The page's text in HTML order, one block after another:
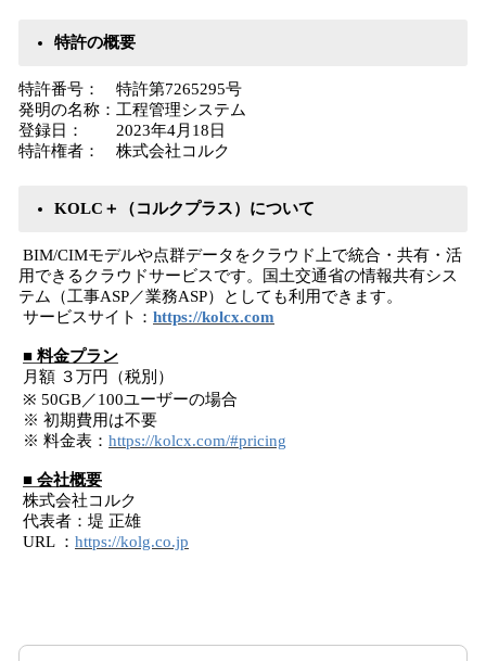
特許の概要
特許番号： 特許第7265295号
発明の名称：工程管理システム
登録日： 2023年4月18日
特許権者： 株式会社コルク
KOLC＋（コルクプラス）について
BIM/CIMモデルや点群データをクラウド上で統合・共有・活
用できるクラウドサービスです。国土交通省の情報共有シス
テム（工事ASP／業務ASP）としても利用できます。
サービスサイト： https://kolcx.com
■ 料金プラン
月額 ３万円（税別）
※ 50GB／100ユーザーの場合
※ 初期費用は不要
※ 料金表： https://kolcx.com/#pricing
■ 会社概要
株式会社コルク
代表者：堤 正雄
URL ： https://kolg.co.jp